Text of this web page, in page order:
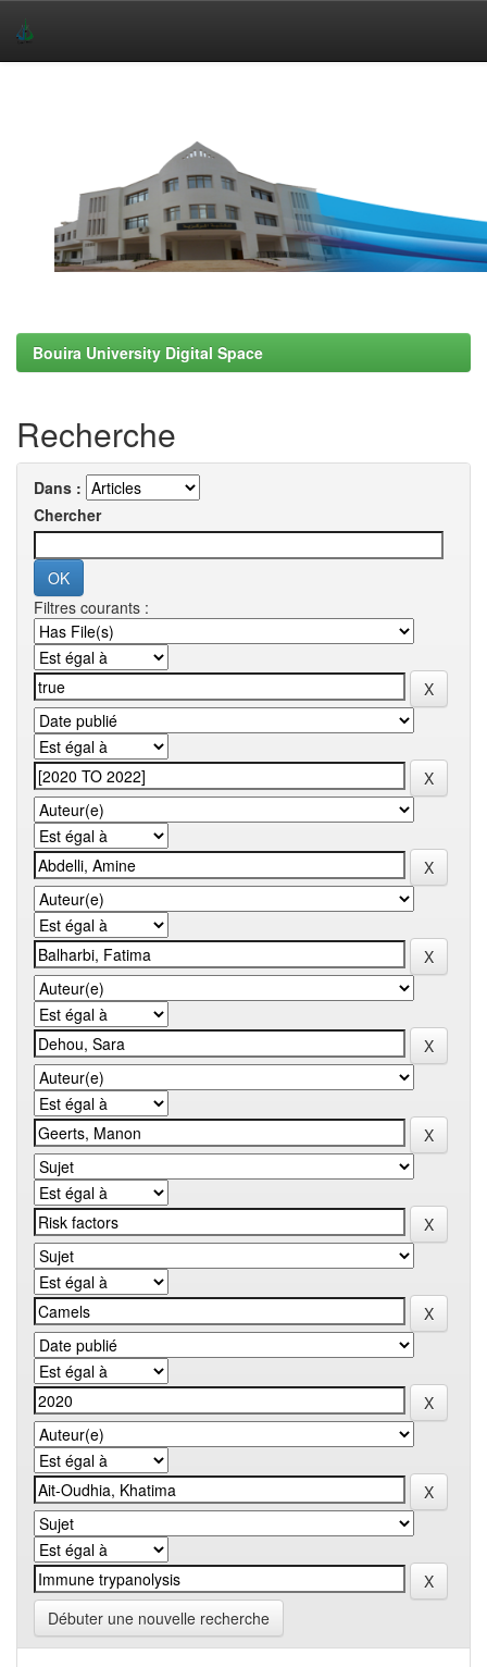
Bouira University Digital Space
Recherche
Dans :
Chercher
Filtres courants :
Débuter une nouvelle recherche